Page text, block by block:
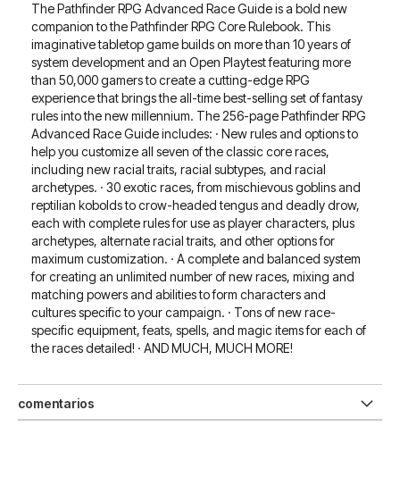
The Pathfinder RPG Advanced Race Guide is a bold new
companion to the Pathfinder RPG Core Rulebook. This
imaginative tabletop game builds on more than 10 years of
system development and an Open Playtest featuring more
than 50,000 gamers to create a cutting-edge RPG
experience that brings the all-time best-selling set of fantasy
rules into the new millennium. The 256-page Pathfinder RPG
Advanced Race Guide includes: · New rules and options to
help you customize all seven of the classic core races,
including new racial traits, racial subtypes, and racial
archetypes. · 30 exotic races, from mischievous goblins and
reptilian kobolds to crow-headed tengus and deadly drow,
each with complete rules for use as player characters, plus
archetypes, alternate racial traits, and other options for
maximum customization. · A complete and balanced system
for creating an unlimited number of new races, mixing and
matching powers and abilities to form characters and
cultures specific to your campaign. · Tons of new race-
specific equipment, feats, spells, and magic items for each of
the races detailed! · AND MUCH, MUCH MORE!
comentarios